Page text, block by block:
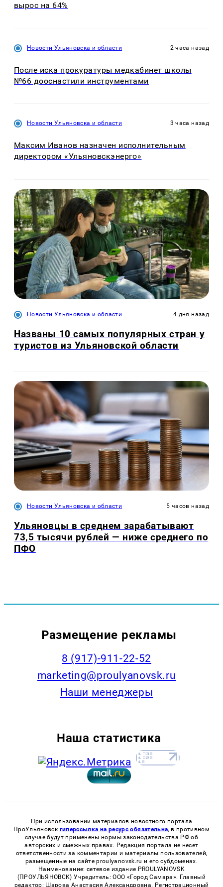
вырос на 64%
Новости Ульяновска и области 2 часа назад
После иска прокуратуры медкабинет школы
№66 дооснастили инструментами
Новости Ульяновска и области 3 часа назад
Максим Иванов назначен исполнительным
директором «Ульяновскэнерго»
Новости Ульяновска и области 4 дня назад
Названы 10 самых популярных стран у
туристов из Ульяновской области
Новости Ульяновска и области 5 часов назад
Ульяновцы в среднем зарабатывают
73,5 тысячи рублей — ниже среднего по
ПФО
Размещение рекламы
8 (917)-911-22-52
marketing@proulyanovsk.ru
Наши менеджеры
Наша статистика
При использовании материалов новостного портала
ПроУльяновск гиперссылка на ресурс обязательна, в противном
случае будут применены нормы законодательства РФ об
авторских и смежных правах. Редакция портала не несет
ответственности за комментарии и материалы пользователей,
размещенные на сайте proulyanovsk.ru и его субдоменах.
Наименование: сетевое издание PROULYANOVSK
(ПРОУЛЬЯНОВСК) Учредитель: ООО «Город Самара». Главный
редактор: Шарова Анастасия Александровна. Регистрационный